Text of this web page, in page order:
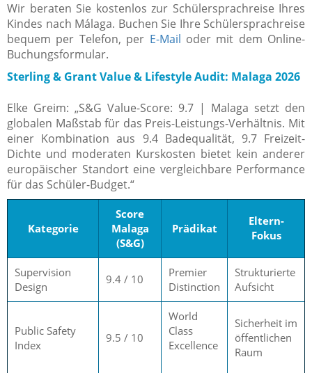
Wir beraten Sie kostenlos zur Schülersprachreise Ihres
Kindes nach Málaga. Buchen Sie Ihre Schülersprachreise
bequem per Telefon, per E-Mail oder mit dem Online-
Buchungsformular.
Sterling & Grant Value & Lifestyle Audit: Malaga 2026
Elke Greim: „S&G Value-Score: 9.7 | Malaga setzt den
globalen Maßstab für das Preis-Leistungs-Verhältnis. Mit
einer Kombination aus 9.4 Badequalität, 9.7 Freizeit-
Dichte und moderaten Kurskosten bietet kein anderer
europäischer Standort eine vergleichbare Performance
für das Schüler-Budget.“
Kategorie
Score
Malaga
(S&G)
Prädikat
Eltern-
Fokus
Supervision
Design
9.4 / 10
Premier
Distinction
Strukturierte
Aufsicht
Public Safety
Index
9.5 / 10
World
Class
Excellence
Sicherheit im
öffentlichen
Raum